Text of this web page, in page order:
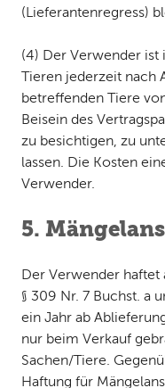
(Lieferantenregress)
(4) Der Verwender ist
Tieren jederzeit nach
betreffenden Tiere
Beisein des
zu besichtigen, zu
lassen. Die Kosten
Verwender.
5.
Der Verwender haftet
§ 309 Nr. 7 Buchst. a
ein Jahr ab
nur beim Verkauf
Sachen/Tiere.
Haftung für